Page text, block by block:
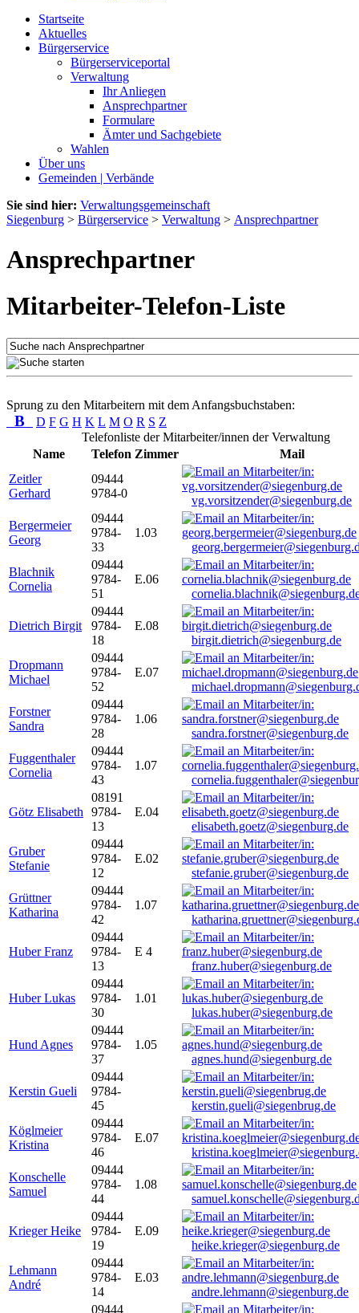
Startseite
Aktuelles
Bürgerservice
Bürgerserviceportal
Verwaltung
Ihr Anliegen
Ansprechpartner
Formulare
Ämter und Sachgebiete
Wahlen
Über uns
Gemeinden | Verbände
Sie sind hier: Verwaltungsgemeinschaft
Siegenburg > Bürgerservice > Verwaltung > Ansprechpartner
Ansprechpartner
Mitarbeiter-Telefon-Liste
Sprung zu den Mitarbeitern mit dem Anfangsbuchstaben:
B D F G H K L M O R S Z
Telefonliste der Mitarbeiter/innen der Verwaltung
Name
Telefon Zimmer
Mail
Zeitler
Gerhard
09444
9784-0
vg.vorsitzender@siegenburg.de
Bergermeier
Georg
09444
9784-
33
1.03
Blachnik
Cornelia
09444
9784-
51
E.06
Dietrich Birgit
09444
9784-
18
E.08
birgit.dietrich@siegenburg.de
Dropmann
Michael
09444
9784-
52
E.07
Forstner
Sandra
09444
9784-
28
1.06
sandra.forstner@siegenburg.de
Fuggenthaler
Cornelia
09444
9784-
43
1.07
Götz Elisabeth
08191
9784-
13
E.04
elisabeth.goetz@siegenburg.de
Gruber
Stefanie
09444
9784-
12
E.02
stefanie.gruber@siegenburg.de
Grüttner
Katharina
09444
9784-
42
1.07
Huber Franz
09444
9784-
13
E 4
franz.huber@siegenburg.de
Huber Lukas
09444
9784-
30
1.01
lukas.huber@siegenburg.de
Hund Agnes
09444
9784-
37
1.05
agnes.hund@siegenburg.de
Kerstin Gueli
09444
9784-
45
kerstin.gueli@siegenbrug.de
Köglmeier
Kristina
09444
9784-
46
E.07
Konschelle
Samuel
09444
9784-
44
1.08
Krieger Heike
09444
9784-
19
E.09
heike.krieger@siegenburg.de
Lehmann
André
09444
9784-
14
E.03
andre.lehmann@siegenburg.de
09444